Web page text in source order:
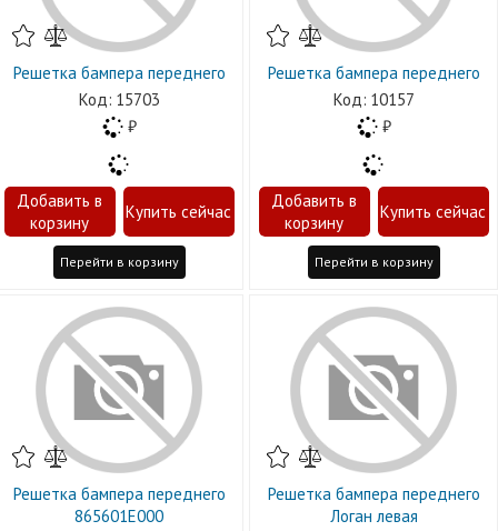
Решетка бампера переднего
15703
Перейти в корзину
Решетка бампера переднего
10157
Перейти в корзину
Решетка бампера переднего
865601E000
Решетка бампера переднего
Логан левая